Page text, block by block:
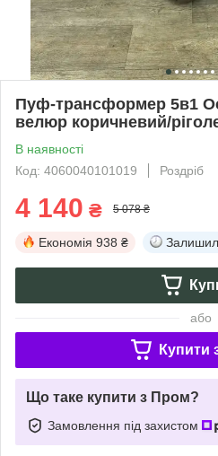
Пуф-трансформер 5в1
велюр коричневий/
В наявності
Код: 4060040101019
Роздріб
4 140 ₴ 5 078 ₴
Економія 938 ₴
або
Купити
Що таке купити з Пром?
Замовлення під захистом